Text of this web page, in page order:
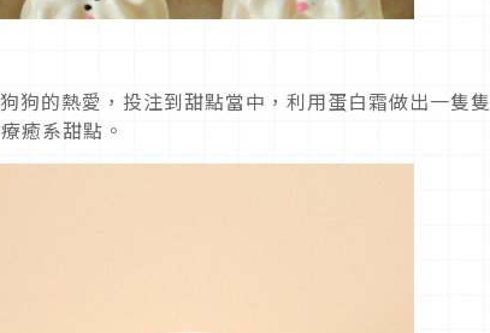
狗的熱愛，投注到甜點當中，利用蛋白霜做出一隻隻
癒系甜點。